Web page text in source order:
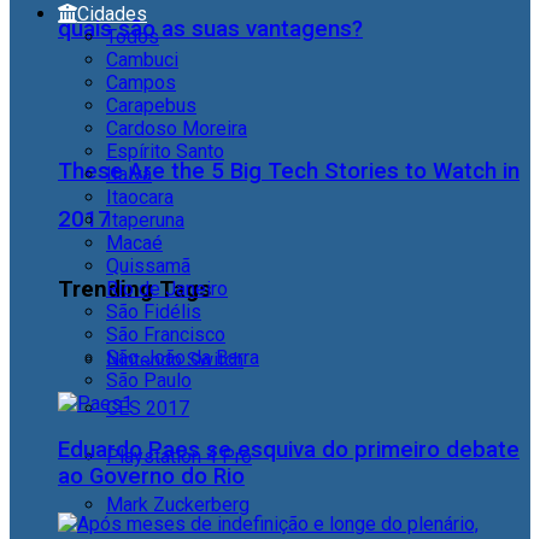
quais são as suas vantagens?
These Are the 5 Big Tech Stories to Watch in
2017
Trending Tags
Nintendo Switch
CES 2017
Playstation 4 Pro
Mark Zuckerberg
Cidades
Todos
Cambuci
Campos
Carapebus
Cardoso Moreira
Espírito Santo
Italva
Itaocara
Itaperuna
Macaé
Quissamã
Rio de Janeiro
São Fidélis
São Francisco
São João da Barra
São Paulo
Eduardo Paes se esquiva do primeiro debate
ao Governo do Rio